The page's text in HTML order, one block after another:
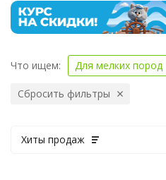
Что ищем: Для мелких пород
Сбросить фильтры
Хиты продаж